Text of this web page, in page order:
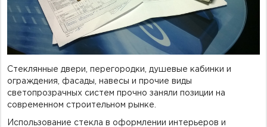
Фурнитура для душевых ограждений (распашная серия)
Двери межкомнатные цельностеклянные
Стеклянные двери, перегородки, душевые кабинки и
ограждения, фасады, навесы и прочие виды
светопрозрачных систем прочно заняли позиции на
современном строительном рынке.
Использование стекла в оформлении интерьеров и